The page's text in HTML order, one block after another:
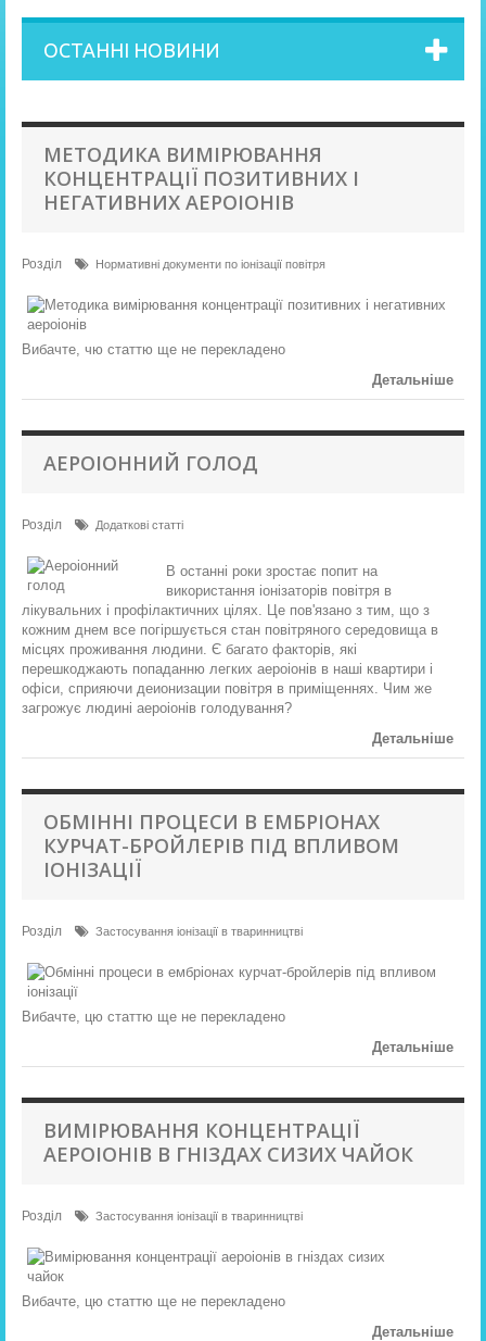
ОСТАННІ НОВИНИ
МЕТОДИКА ВИМІРЮВАННЯ
КОНЦЕНТРАЦІЇ ПОЗИТИВНИХ І
НЕГАТИВНИХ АЕРОІОНІВ
Розділ Нормативні документи по іонізації повітря
Вибачте, чю статтю ще не перекладено
Детальніше
АЕРОІОННИЙ ГОЛОД
Розділ Додаткові статті
В останні роки зростає попит на
використання іонізаторів повітря в
лікувальних і профілактичних цілях. Це пов'язано з тим, що з
кожним днем ​​все погіршується стан повітряного середовища в
місцях проживання людини. Є багато факторів, які
перешкоджають попаданню легких аероіонів в наші квартири і
офіси, сприяючи деионизации повітря в приміщеннях. Чим же
загрожує людині аероіонів голодування?
Детальніше
ОБМІННІ ПРОЦЕСИ В ЕМБРІОНАХ
КУРЧАТ-БРОЙЛЕРІВ ПІД ВПЛИВОМ
ІОНІЗАЦІЇ
Розділ Застосування іонізації в тваринництві
Вибачте, цю статтю ще не перекладено
Детальніше
ВИМІРЮВАННЯ КОНЦЕНТРАЦІЇ
АЕРОІОНІВ В ГНІЗДАХ СИЗИХ ЧАЙОК
Розділ Застосування іонізації в тваринництві
Вибачте, цю статтю ще не перекладено
Детальніше